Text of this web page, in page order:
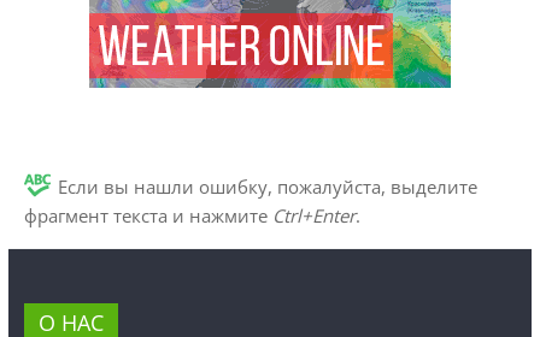
Если вы нашли ошибку, пожалуйста, выделите
фрагмент текста и нажмите Ctrl+Enter.
О НАС